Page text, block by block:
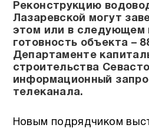
Реконструкцию
Лазаревской могут
этом или в следующем
готовность объекта –
Департаменте
строительства
информационный
телеканала.
Новым подрядчиком